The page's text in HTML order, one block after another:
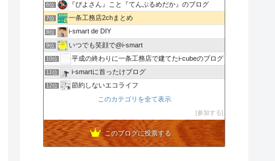
6位 『ぴよさん』こと『てんぷるめだか』のブログ
7位 一条工務店2chまとめ
8位 i-smart de DIY
9位 いつでも笑顔で@i-smart
10位 平成の終わりに一条工務店で建てたi-cubeのブログ
11位 i-smartに首ったけブログ
12位 節約しないエコライフ
noahnoah研究所
わたしの家づくり│ハウスメーカーで注文住宅を建てよう
15位 わかまっちょのおうち
このカテゴリを全て表示
参加する
このブログに投票する